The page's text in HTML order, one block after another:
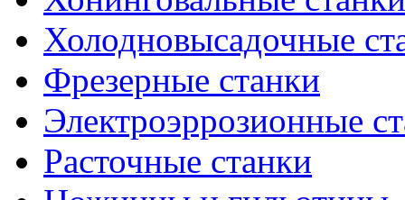
Холодновысадочные
Фрезерные станки
Электроэррозионные
Расточные станки